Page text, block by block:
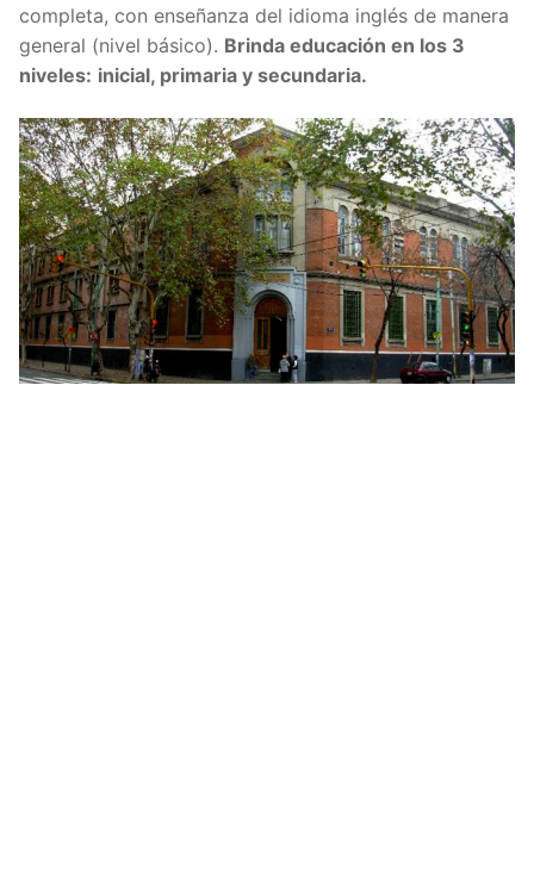
completa, con enseñanza del idioma inglés de manera
general (nivel básico). Brinda educación en los 3
niveles: inicial, primaria y secundaria.